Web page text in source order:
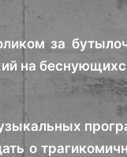
за
на
о